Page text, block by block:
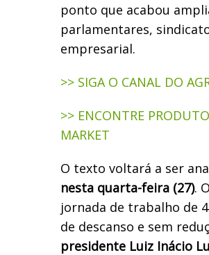
ponto que acabou
parlamentares,
empresarial.
>> SIGA O CANAL DO
>> ENCONTRE
MARKET
O texto voltará a ser
nesta quarta-feira (27).
jornada de trabalho de
de descanso e sem
presidente Luiz Inácio